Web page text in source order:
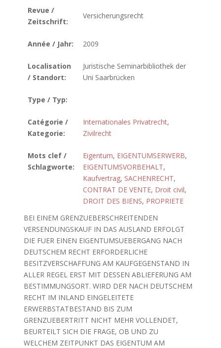
Revue /
Zeitschrift:
Versicherungsrecht
Année / Jahr: 2009
Localisation
/ Standort:
Juristische Seminarbibliothek der
Uni Saarbrücken
Type / Typ:
Catégorie /
Kategorie:
Internationales Privatrecht,
Zivilrecht
Mots clef /
Schlagworte:
Eigentum, EIGENTUMSERWERB,
EIGENTUMSVORBEHALT,
Kaufvertrag, SACHENRECHT,
CONTRAT DE VENTE, Droit civil,
DROIT DES BIENS, PROPRIETE
BEI EINEM GRENZUEBERSCHREITENDEN
VERSENDUNGSKAUF IN DAS AUSLAND ERFOLGT
DIE FUER EINEN EIGENTUMSUEBERGANG NACH
DEUTSCHEM RECHT ERFORDERLICHE
BESITZVERSCHAFFUNG AM KAUFGEGENSTAND IN
ALLER REGEL ERST MIT DESSEN ABLIEFERUNG AM
BESTIMMUNGSORT. WIRD DER NACH DEUTSCHEM
RECHT IM INLAND EINGELEITETE
ERWERBSTATBESTAND BIS ZUM
GRENZUEBERTRITT NICHT MEHR VOLLENDET,
BEURTEILT SICH DIE FRAGE, OB UND ZU
WELCHEM ZEITPUNKT DAS EIGENTUM AM